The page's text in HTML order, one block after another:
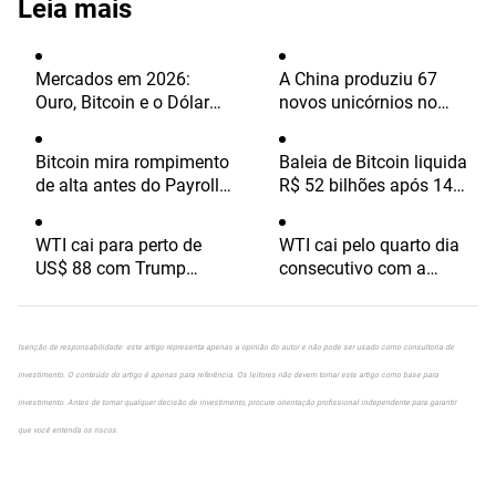
Leia mais
Mercados em 2026:
Ouro, Bitcoin e o Dólar
— Veja o que pensam as
principais instituições
A China produziu 67
novos unicórnios no
2026
Bitcoin mira rompimento
de alta antes do Payroll
Baleia de Bitcoin liquida
R$ 52 bilhões após 14
mercado
WTI cai para perto de
US$ 88 com Trump
breve
WTI cai pelo quarto dia
consecutivo com a
meio à incerteza da
Isenção de responsabilidade: este artigo representa apenas a opinião do autor e não pode ser usado como consultoria de
investimento. O conteúdo do artigo é apenas para referência. Os leitores não devem tomar este artigo como base para
investimento. Antes de tomar qualquer decisão de investimento, procure orientação profissional independente para garantir
que você entenda os riscos.